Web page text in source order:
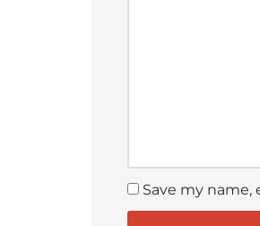
Save my